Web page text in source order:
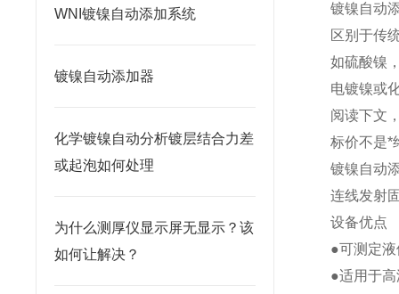
WNI镀镍自动添加系统
镀镍自动添加器
化学镀镍自动分析镀层结合力差
或起泡如何处理
为什么测厚仪显示屏无显示？该
如何让解决？
镀镍自动
区别于传
如硫酸镍
电镀镍或
阅读下文
标价不是*
镀镍自动
连线发射
设备优点
●可测定
●适用于